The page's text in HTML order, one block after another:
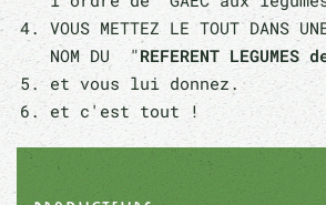
VOUS METTEZ LE TOUT DANS
NOM DU "REFERENT
et vous lui donnez.
et c'est tout !